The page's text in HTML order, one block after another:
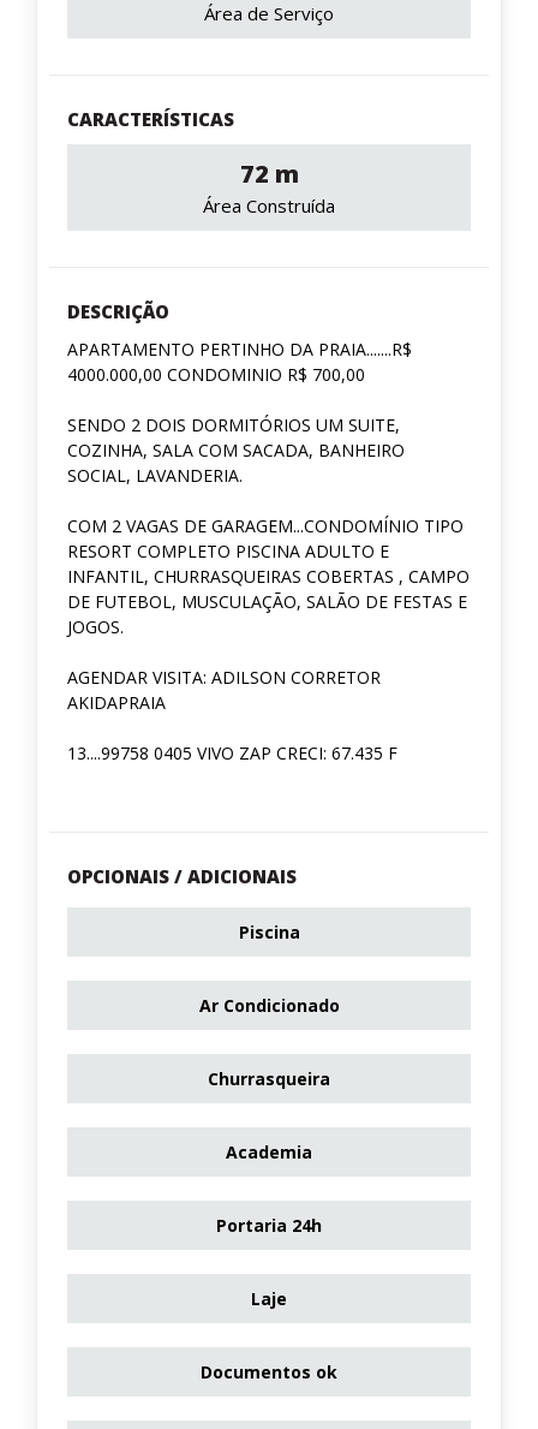
Área de Serviço
CARACTERÍSTICAS
72 m
Área Construída
DESCRIÇÃO
APARTAMENTO PERTINHO DA PRAIA.......R$
4000.000,00 CONDOMINIO R$ 700,00
SENDO 2 DOIS DORMITÓRIOS UM SUITE,
COZINHA, SALA COM SACADA, BANHEIRO
SOCIAL, LAVANDERIA.
COM 2 VAGAS DE GARAGEM...CONDOMÍNIO TIPO
RESORT COMPLETO PISCINA ADULTO E
INFANTIL, CHURRASQUEIRAS COBERTAS , CAMPO
DE FUTEBOL, MUSCULAÇÃO, SALÃO DE FESTAS E
JOGOS.
AGENDAR VISITA: ADILSON CORRETOR
AKIDAPRAIA
13....99758 0405 VIVO ZAP CRECI: 67.435 F
OPCIONAIS / ADICIONAIS
Piscina
Ar Condicionado
Churrasqueira
Academia
Portaria 24h
Laje
Documentos ok